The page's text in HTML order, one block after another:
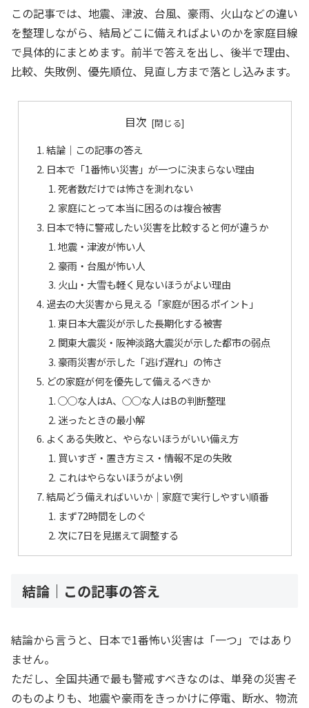
この記事では、地震、津波、台風、豪雨、火山などの違い
を整理しながら、結局どこに備えればよいのかを家庭目線
で具体的にまとめます。前半で答えを出し、後半で理由、
比較、失敗例、優先順位、見直し方まで落とし込みます。
目次
結論｜この記事の答え
日本で「1番怖い災害」が一つに決まらない理由
死者数だけでは怖さを測れない
家庭にとって本当に困るのは複合被害
日本で特に警戒したい災害を比較すると何が違うか
地震・津波が怖い人
豪雨・台風が怖い人
火山・大雪も軽く見ないほうがよい理由
過去の大災害から見える「家庭が困るポイント」
東日本大震災が示した長期化する被害
関東大震災・阪神淡路大震災が示した都市の弱点
豪雨災害が示した「逃げ遅れ」の怖さ
どの家庭が何を優先して備えるべきか
○○な人はA、○○な人はBの判断整理
迷ったときの最小解
よくある失敗と、やらないほうがいい備え方
買いすぎ・置き方ミス・情報不足の失敗
これはやらないほうがよい例
結局どう備えればいいか｜家庭で実行しやすい順番
まず72時間をしのぐ
次に7日を見据えて調整する
結論｜この記事の答え
結論から言うと、日本で1番怖い災害は「一つ」ではあり
ません。
ただし、全国共通で最も警戒すべきなのは、単発の災害そ
のものよりも、地震や豪雨をきっかけに停電、断水、物流